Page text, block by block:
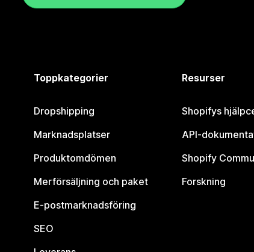
Toppkategorier
Dropshipping
Marknadsplatser
Produktomdömen
Merförsäljning och paket
E-postmarknadsföring
SEO
Resurser
Shopifys
API-
Shopify
Forskning